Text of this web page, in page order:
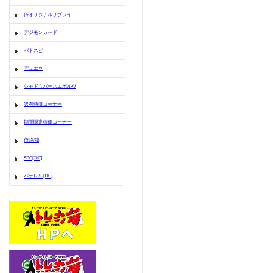
侍オリジナルサプライ
デジモンカード
バトスピ
デュエマ
シャドウバースエボルヴ
訳有特価コーナー
期間限定特価コーナー
侍袋/箱
SEC[DC]
パラレル[DC]